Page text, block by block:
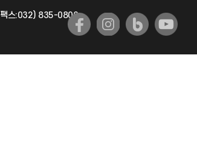
국제교류과
팩스:032) 835-0806